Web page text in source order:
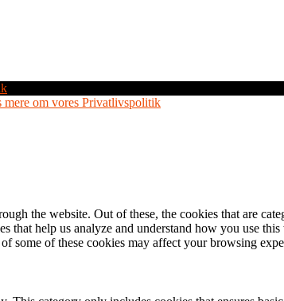
om vores Privatlivspolitik
the website. Out of these, the cookies that are
that help us analyze and understand how you use
some of these cookies may affect your browsing